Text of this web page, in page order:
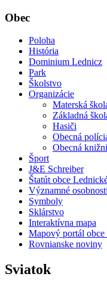
Obec
Poloha
História
Dominium Lednicz
Park
Školstvo
Organizácie
Materská
Základná
Hasiči
Obecná
Obecná
Šport
J&E Schreiber
Štatút obce
Významné osobnosti
Symboly
Sklárstvo
Interaktívna mapa
Mapový portál
Rovnianske noviny
Sviatok